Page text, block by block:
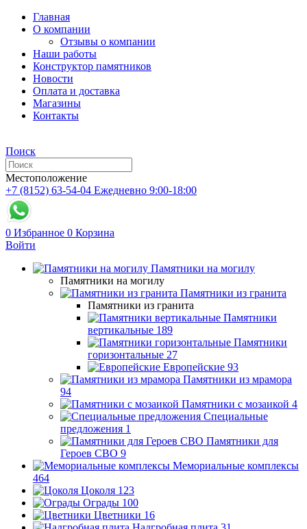
Главная
О компании
Отзывы о компании
Наши работы
Конструктор памятников
Новости
Оплата и доставка
Магазины
Контакты
Поиск
Местоположение
+7 (8152) 63-54-04 Ежедневно 9:00-18:00
0 Избранное 0 Корзина
Войти
Памятники на могилу
Памятники на могилу
Памятники из гранита
Памятники из гранита
Памятники
вертикальные 189
Памятники
горизонтальные 27
Европейские 93
Памятники из мрамора
94
Памятники с мозаикой 4
Специальные
предложения 1
Памятники для
Героев СВО 9
Мемориальные комплексы
464
Цоколя 123
Ограды 100
Цветники 16